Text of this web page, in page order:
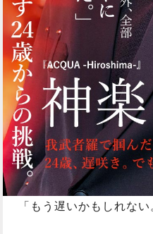
「もう遅いかもしれない